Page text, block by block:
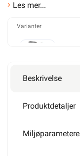
Les mer...
Varianter
4mm²
Beskrivelse
Produktdetaljer
Miljøparametere